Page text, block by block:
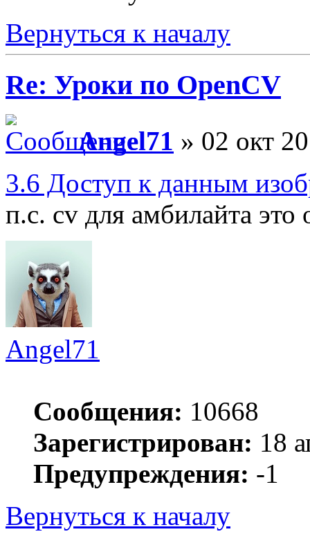
Вернуться к началу
Re: Уроки по OpenCV
Angel71 » 02 окт
3.6 Доступ к данным
п.с. cv для амбилайта это
Angel71
Сообщения: 10668
Зарегистрирован: 18
Предупреждения: -1
Вернуться к началу